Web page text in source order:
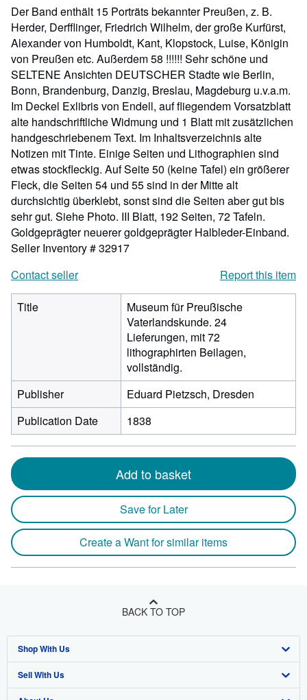
stars
Der Band enthält 15 Porträts bekannter Preußen, z. B.
Herder, Derfflinger, Friedrich Wilhelm, der große Kurfürst,
Alexander von Humboldt, Kant, Klopstock, Luise, Königin
von Preußen etc. Außerdem 58 !!!!!! Sehr schöne und
SELTENE Ansichten DEUTSCHER Stadte wie Berlin,
Bonn, Brandenburg, Danzig, Breslau, Magdeburg u.v.a.m.
Im Deckel Exlibris von Endell, auf fliegendem Vorsatzblatt
alte handschriftliche Widmung und 1 Blatt mit zusätzlichen
handgeschriebenem Text. Im Inhaltsverzeichnis alte
Notizen mit Tinte. Einige Seiten und Lithographien sind
etwas stockfleckig. Auf Seite 50 (keine Tafel) ein größerer
Fleck, die Seiten 54 und 55 sind in der Mitte alt
durchsichtig überklebt, sonst sind die Seiten aber gut bis
sehr gut. Siehe Photo. III Blatt, 192 Seiten, 72 Tafeln.
Goldgeprägter neuerer goldgeprägter Halbleder-Einband.
Seller Inventory # 32917
Contact seller
Report this item
Title
Museum für Preußische
Vaterlandskunde. 24
Lieferungen, mit 72
lithographirten Beilagen,
vollständig.
Publisher
Eduard Pietzsch, Dresden
Publication Date
1838
Add to basket
Save for Later
Create a Want for similar items
BACK TO TOP
Shop With Us
Advanced Search
Sell With Us